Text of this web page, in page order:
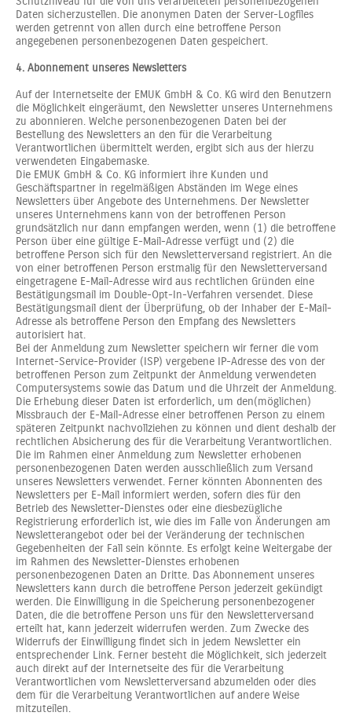
Daten sicherzustellen. Die anonymen Daten der Server-Logfiles
werden getrennt von allen durch eine betroffene Person
angegebenen personenbezogenen Daten gespeichert.
4. Abonnement unseres Newsletters
Auf der Internetseite der EMUK GmbH & Co. KG wird den Benutzern
die Möglichkeit eingeräumt, den Newsletter unseres Unternehmens
zu abonnieren. Welche personenbezogenen Daten bei der
Bestellung des Newsletters an den für die Verarbeitung
Verantwortlichen übermittelt werden, ergibt sich aus der hierzu
verwendeten Eingabemaske.
Die EMUK GmbH & Co. KG informiert ihre Kunden und
Geschäftspartner in regelmäßigen Abständen im Wege eines
Newsletters über Angebote des Unternehmens. Der Newsletter
unseres Unternehmens kann von der betroffenen Person
grundsätzlich nur dann empfangen werden, wenn (1) die betroffene
Person über eine gültige E-Mail-Adresse verfügt und (2) die
betroffene Person sich für den Newsletterversand registriert. An die
von einer betroffenen Person erstmalig für den Newsletterversand
eingetragene E-Mail-Adresse wird aus rechtlichen Gründen eine
Bestätigungsmail im Double-Opt-In-Verfahren versendet. Diese
Bestätigungsmail dient der Überprüfung, ob der Inhaber der E-Mail-
Adresse als betroffene Person den Empfang des Newsletters
autorisiert hat.
Bei der Anmeldung zum Newsletter speichern wir ferner die vom
Internet-Service-Provider (ISP) vergebene IP-Adresse des von der
betroffenen Person zum Zeitpunkt der Anmeldung verwendeten
Computersystems sowie das Datum und die Uhrzeit der Anmeldung.
Die Erhebung dieser Daten ist erforderlich, um den(möglichen)
Missbrauch der E-Mail-Adresse einer betroffenen Person zu einem
späteren Zeitpunkt nachvollziehen zu können und dient deshalb der
rechtlichen Absicherung des für die Verarbeitung Verantwortlichen.
Die im Rahmen einer Anmeldung zum Newsletter erhobenen
personenbezogenen Daten werden ausschließlich zum Versand
unseres Newsletters verwendet. Ferner könnten Abonnenten des
Newsletters per E-Mail informiert werden, sofern dies für den
Betrieb des Newsletter-Dienstes oder eine diesbezügliche
Registrierung erforderlich ist, wie dies im Falle von Änderungen am
Newsletterangebot oder bei der Veränderung der technischen
Gegebenheiten der Fall sein könnte. Es erfolgt keine Weitergabe der
im Rahmen des Newsletter-Dienstes erhobenen
personenbezogenen Daten an Dritte. Das Abonnement unseres
Newsletters kann durch die betroffene Person jederzeit gekündigt
werden. Die Einwilligung in die Speicherung personenbezogener
Daten, die die betroffene Person uns für den Newsletterversand
erteilt hat, kann jederzeit widerrufen werden. Zum Zwecke des
Widerrufs der Einwilligung findet sich in jedem Newsletter ein
entsprechender Link. Ferner besteht die Möglichkeit, sich jederzeit
auch direkt auf der Internetseite des für die Verarbeitung
Verantwortlichen vom Newsletterversand abzumelden oder dies
dem für die Verarbeitung Verantwortlichen auf andere Weise
mitzuteilen.